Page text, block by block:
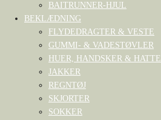
BAITRUNNER-HJUL
BEKLÆDNING
FLYDEDRAGTER & VESTE
GUMMI- & VADESTØVLER
HUER, HANDSKER & HATTE
JAKKER
REGNTØJ
SKJORTER
SOKKER